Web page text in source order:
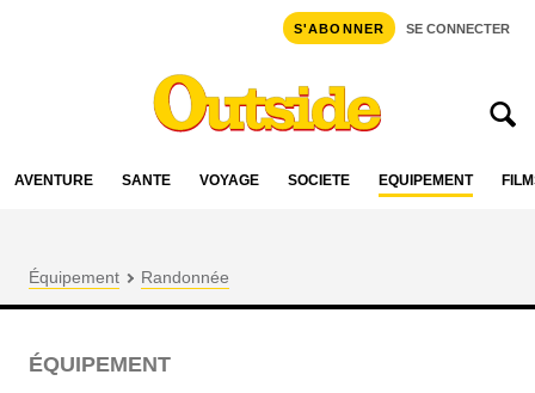
S'ABONNER SE CONNECTER
AVENTURE SANTÉ VOYAGE SOCIÉTÉ ÉQUIPEMENT
Équipement Randonnée
ÉQUIPEMENT